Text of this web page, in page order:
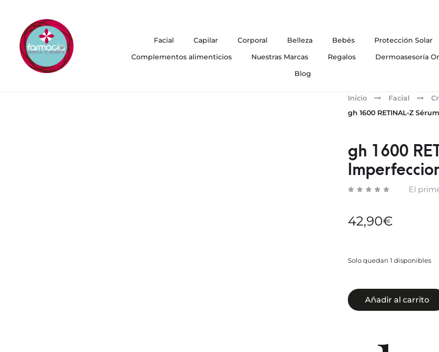
Facial Capilar Corporal Belleza Bebés
Protección Solar
Complementos alimenticios
Nuestras Marcas Regalos
Dermoasesoría
Blog
Inicio Facial
gh 1600 RETINAL-Z
gh 1600
El
42,90€
Solo quedan 1 disponibles
Añadir al carrito